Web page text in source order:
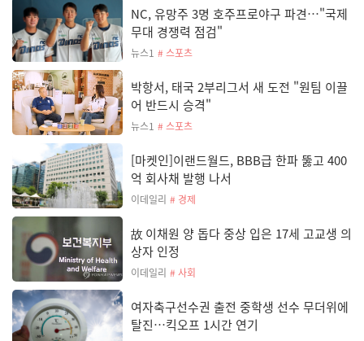
NC, 유망주 3명 호주프로야구 파견…"국제
무대 경쟁력 점검"
뉴스1 # 스포츠
박항서, 태국 2부리그서 새 도전 "원팀 이끌
어 반드시 승격"
뉴스1 # 스포츠
[마켓인]이랜드월드, BBB급 한파 뚫고 400
억 회사채 발행 나서
이데일리 # 경제
故 이채원 양 돕다 중상 입은 17세 고교생 의
상자 인정
이데일리 # 사회
여자축구선수권 출전 중학생 선수 무더위에
탈진…킥오프 1시간 연기